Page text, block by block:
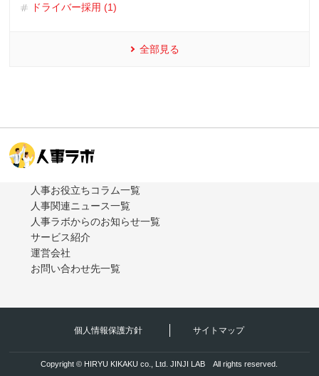
ドライバー採用 (1)
全部見る
人事お役立ちコラム一覧
人事関連ニュース一覧
人事ラボからのお知らせ一覧
サービス紹介
運営会社
お問い合わせ先一覧
個人情報保護方針 サイトマップ
Copyright © HIRYU KIKAKU co., Ltd. JINJI LAB All rights reserved.